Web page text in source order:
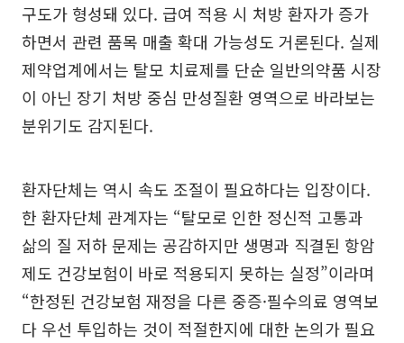
구도가 형성돼 있다. 급여 적용 시 처방 환자가 증가
하면서 관련 품목 매출 확대 가능성도 거론된다. 실제
제약업계에서는 탈모 치료제를 단순 일반의약품 시장
이 아닌 장기 처방 중심 만성질환 영역으로 바라보는
분위기도 감지된다.
환자단체는 역시 속도 조절이 필요하다는 입장이다.
한 환자단체 관계자는 “탈모로 인한 정신적 고통과
삶의 질 저하 문제는 공감하지만 생명과 직결된 항암
제도 건강보험이 바로 적용되지 못하는 실정”이라며
“한정된 건강보험 재정을 다른 중증·필수의료 영역보
다 우선 투입하는 것이 적절한지에 대한 논의가 필요